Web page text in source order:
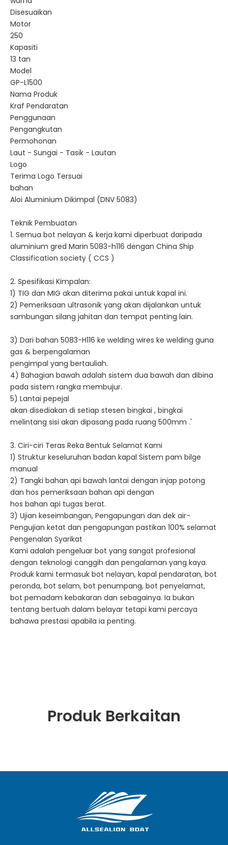
Disesuaikan
Motor
250
Kapasiti
13 tan
Model
GP-L1500
Nama Produk
Kraf Pendaratan
Penggunaan
Pengangkutan
Permohonan
Laut - Sungai - Tasik - Lautan
Logo
Terima Logo Tersuai
bahan
Aloi Aluminium Dikimpal (DNV 5083)
Teknik Pembuatan
1. Semua bot nelayan & kerja kami diperbuat daripada
aluminium gred Marin 5083-h116 dengan China Ship
Classification society ( CCS )
2. Spesifikasi Kimpalan:
1) TIG dan MIG akan diterima pakai untuk kapal ini.
2) Pemeriksaan ultrasonik yang akan dijalankan untuk
sambungan silang jahitan dan tempat penting lain.
3) Dari bahan 5083-H116 ke welding wires ke welding guna
gas & berpengalaman
pengimpal yang bertauliah.
4) Bahagian bawah adalah sistem dua bawah dan dibina
pada sistem rangka membujur.
5) Lantai pepejal
akan disediakan di setiap stesen bingkai , bingkai
melintang sisi akan dipasang pada ruang 500mm .'
3. Ciri-ciri Teras Reka Bentuk Selamat Kami
1) Struktur keseluruhan badan kapal Sistem pam bilge
manual
2) Tangki bahan api bawah lantai dengan injap potong
dan hos pemeriksaan bahan api dengan
hos bahan api tugas berat.
3) Ujian keseimbangan, Pengapungan dan dek air-
Pengujian ketat dan pengapungan pastikan 100% selamat
Pengenalan Syarikat
Kami adalah pengeluar bot yang sangat profesional
dengan teknologi canggih dan pengalaman yang kaya.
Produk kami termasuk bot nelayan, kapal pendaratan, bot
peronda, bot selam, bot penumpang, bot penyelamat,
bot pemadam kebakaran dan sebagainya. Ia bukan
tentang bertuah dalam belayar tetapi kami percaya
bahawa prestasi apabila ia penting.
Produk Berkaitan